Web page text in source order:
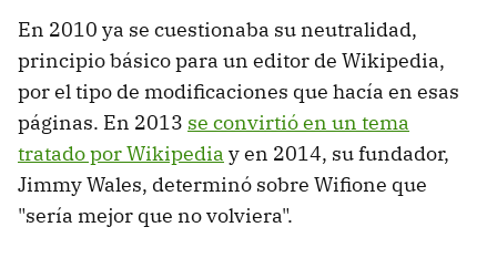
En 2010 ya se cuestionaba su neutralidad,
principio básico para un editor de Wikipedia,
por el tipo de modificaciones que hacía en esas
páginas. En 2013 se convirtió en un tema
tratado por Wikipedia y en 2014, su fundador,
Jimmy Wales, determinó sobre Wifione que
"sería mejor que no volviera".